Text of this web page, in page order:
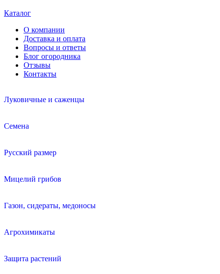
Каталог
О компании
Доставка и оплата
Вопросы и ответы
Блог огородника
Отзывы
Контакты
Луковичные и саженцы
Семена
Русский размер
Мицелий грибов
Газон, сидераты, медоносы
Агрохимикаты
Защита растений